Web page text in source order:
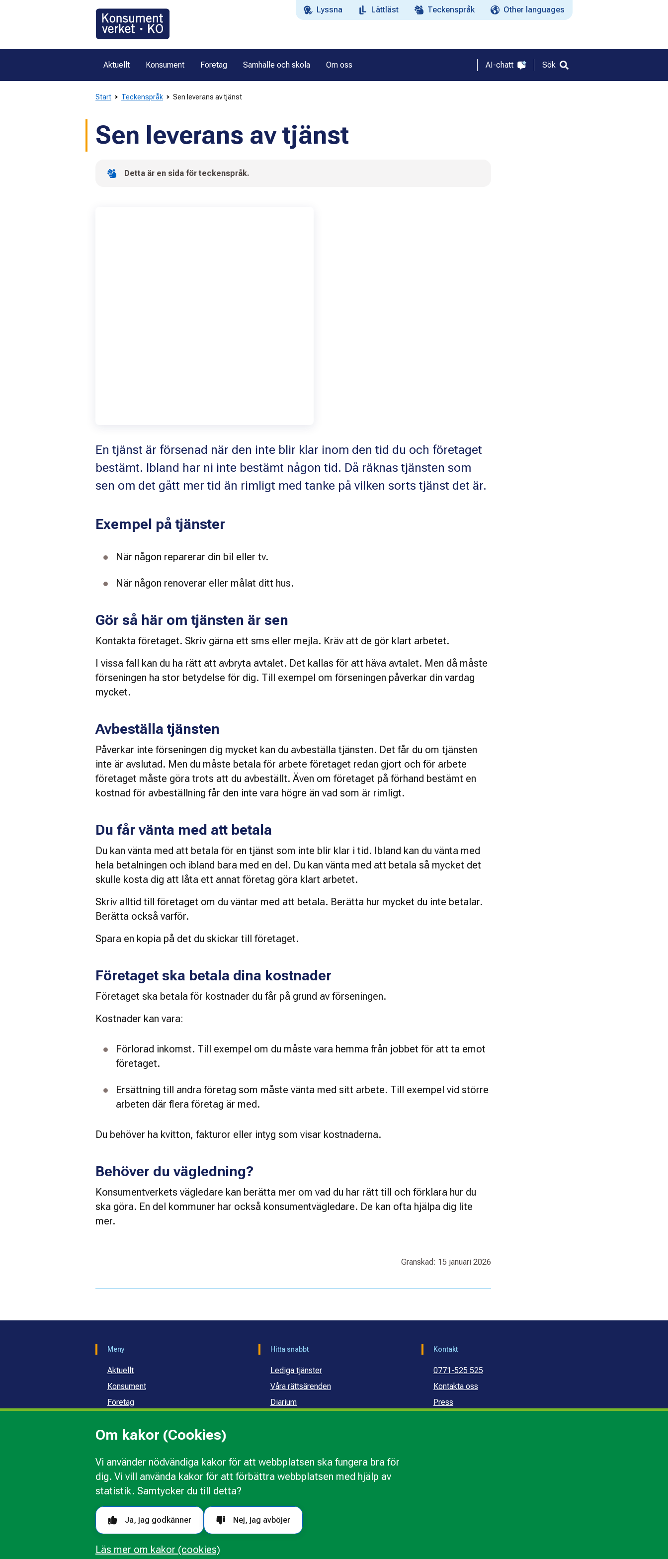
Om kakor (Cookies)
Vi använder nödvändiga kakor för att webbplatsen ska fungera bra för
dig. Vi vill använda kakor för att förbättra webbplatsen med hjälp av
statistik. Samtycker du till detta?
Ja, jag godkänner Nej, jag avböjer
Läs mer om kakor (cookies)
Lyssna Lättläst Teckenspråk Other languages
Aktuellt Konsument Företag Samhälle och skola Om oss AI-chatt Sök
Start Teckenspråk Sen leverans av tjänst
Sen leverans av tjänst
Detta är en sida för teckenspråk.
En tjänst är försenad när den inte blir klar inom den tid du och företaget
bestämt. Ibland har ni inte bestämt någon tid. Då räknas tjänsten som
sen om det gått mer tid än rimligt med tanke på vilken sorts tjänst det är.
Exempel på tjänster
När någon reparerar din bil eller tv.
När någon renoverar eller målat ditt hus.
Gör så här om tjänsten är sen
Kontakta företaget. Skriv gärna ett sms eller mejla. Kräv att de gör klart arbetet.
I vissa fall kan du ha rätt att avbryta avtalet. Det kallas för att häva avtalet. Men då måste
förseningen ha stor betydelse för dig. Till exempel om förseningen påverkar din vardag
mycket.
Avbeställa tjänsten
Påverkar inte förseningen dig mycket kan du avbeställa tjänsten. Det får du om tjänsten
inte är avslutad. Men du måste betala för arbete företaget redan gjort och för arbete
företaget måste göra trots att du avbeställt. Även om företaget på förhand bestämt en
kostnad för avbeställning får den inte vara högre än vad som är rimligt.
Du får vänta med att betala
Du kan vänta med att betala för en tjänst som inte blir klar i tid. Ibland kan du vänta med
hela betalningen och ibland bara med en del. Du kan vänta med att betala så mycket det
skulle kosta dig att låta ett annat företag göra klart arbetet.
Skriv alltid till företaget om du väntar med att betala. Berätta hur mycket du inte betalar.
Berätta också varför.
Spara en kopia på det du skickar till företaget.
Företaget ska betala dina kostnader
Företaget ska betala för kostnader du får på grund av förseningen.
Kostnader kan vara:
Förlorad inkomst. Till exempel om du måste vara hemma från jobbet för att ta emot
företaget.
Ersättning till andra företag som måste vänta med sitt arbete. Till exempel vid större
arbeten där flera företag är med.
Du behöver ha kvitton, fakturor eller intyg som visar kostnaderna.
Behöver du vägledning?
Konsumentverkets vägledare kan berätta mer om vad du har rätt till och förklara hur du
ska göra. En del kommuner har också konsumentvägledare. De kan ofta hjälpa dig lite
mer.
Granskad: 15 januari 2026
Meny
Aktuellt
Konsument
Företag
Om oss
Hitta snabbt
Lediga tjänster
Våra rättsärenden
Diarium
Kontakt
0771-525 525
Kontakta oss
Press
Kakor Behandling av personuppgifter
Följ oss i sociala medier